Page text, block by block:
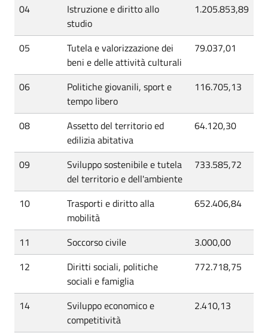
04
Istruzione e diritto allo
studio
1.205.853,89
05
Tutela e valorizzazione dei
beni e delle attività culturali
79.037,01
06
Politiche giovanili, sport e
tempo libero
116.705,13
08
Assetto del territorio ed
edilizia abitativa
64.120,30
09
Sviluppo sostenibile e tutela
del territorio e dell'ambiente
733.585,72
10
Trasporti e diritto alla
mobilità
652.406,84
11 Soccorso civile
3.000,00
12
Diritti sociali, politiche
sociali e famiglia
772.718,75
14
Sviluppo economico e
competitività
2.410,13